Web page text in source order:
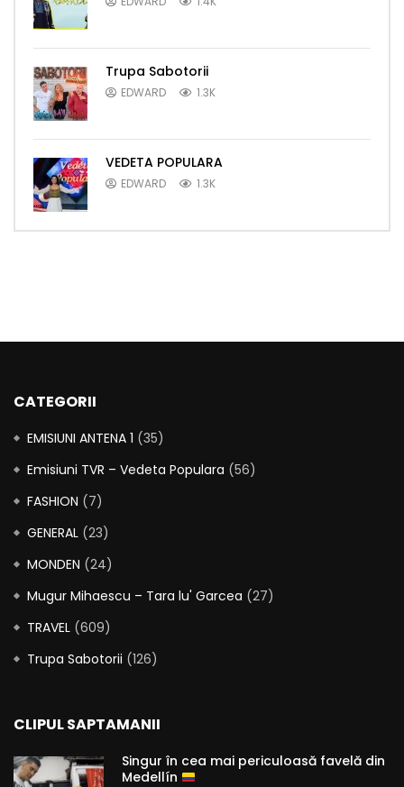
Trupa Sabotorii
EDWARD 1.3K
VEDETA POPULARA
EDWARD 1.3K
CATEGORII
EMISIUNI ANTENA 1 (35)
Emisiuni TVR – Vedeta Populara (56)
FASHION (7)
GENERAL (23)
MONDEN (24)
Mugur Mihaescu – Tara lu' Garcea (27)
TRAVEL (609)
Trupa Sabotorii (126)
CLIPUL SAPTAMANII
Singur în cea mai periculoasă favelă din
Medellín